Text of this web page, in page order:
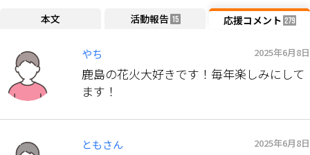
本文 活動報告 15 応援コメント 279
やち 2025年6月8日
鹿島の花火大好きです！毎年楽しみにして
ます！
ともさん 2025年6月8日